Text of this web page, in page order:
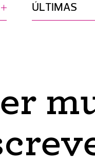
ÚLTIMAS